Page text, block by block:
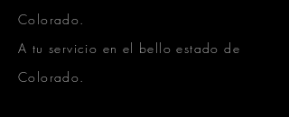
Colorado.
A tu servicio en el bello estado de
Colorado.